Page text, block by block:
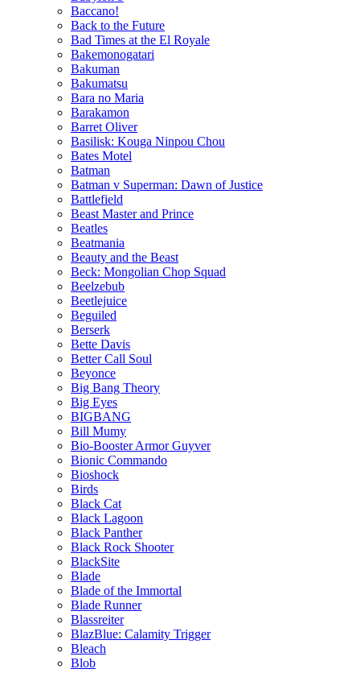
Baccano!
Back to the Future
Bad Times at the El Royale
Bakemonogatari
Bakuman
Bakumatsu
Bara no Maria
Barakamon
Barret Oliver
Basilisk: Kouga Ninpou Chou
Bates Motel
Batman
Batman v Superman: Dawn of Justice
Battlefield
Beast Master and Prince
Beatles
Beatmania
Beauty and the Beast
Beck: Mongolian Chop Squad
Beelzebub
Beetlejuice
Beguiled
Berserk
Bette Davis
Better Call Soul
Beyonce
Big Bang Theory
Big Eyes
BIGBANG
Bill Mumy
Bio-Booster Armor Guyver
Bionic Commando
Bioshock
Birds
Black Cat
Black Lagoon
Black Panther
Black Rock Shooter
BlackSite
Blade
Blade of the Immortal
Blade Runner
Blassreiter
BlazBlue: Calamity Trigger
Bleach
Blob